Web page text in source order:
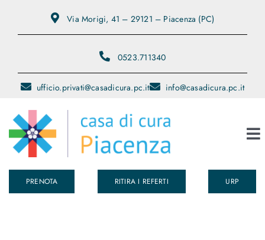
Via Morigi, 41 – 29121 – Piacenza (PC)
0523.711340
ufficio.privati@casadicura.pc.it info@casadicura.pc.it
Chi Siamo
PRENOTA RITIRA I REFERTI URP